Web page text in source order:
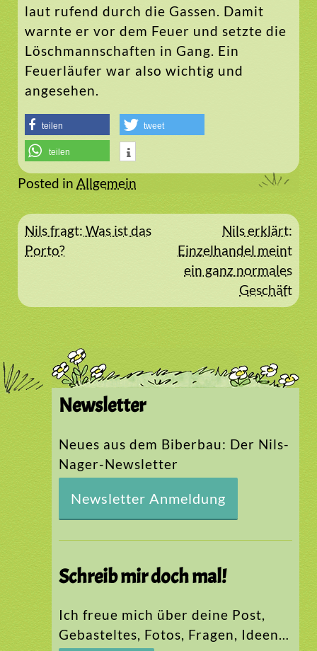
laut rufend durch die Gassen. Damit
warnte er vor dem Feuer und setzte die
Löschmannschaften in Gang. Ein
Feuerläufer war also wichtig und
angesehen.
teilen tweet
teilen
Posted in Allgemein
Beitragsnavigation
Nils fragt: Was ist das
Porto?
Nils erklärt:
Einzelhandel meint
ein ganz normales
Geschäft
Newsletter
Neues aus dem Biberbau: Der Nils-
Nager-Newsletter
Newsletter Anmeldung
Schreib mir doch mal!
Ich freue mich über deine Post,
Gebasteltes, Fotos, Fragen, Ideen…